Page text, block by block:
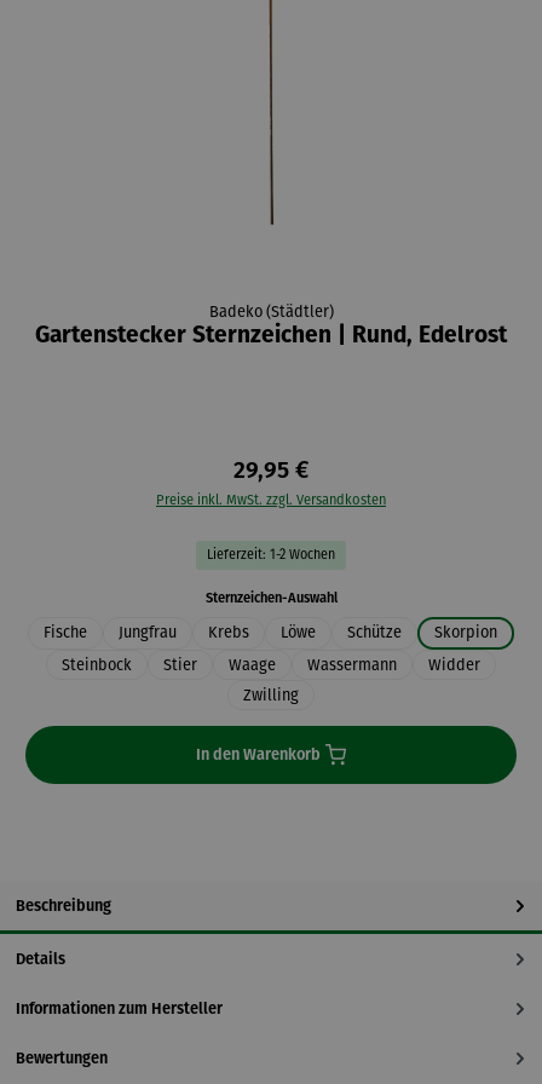
Badeko (Städtler)
Gartenstecker Sternzeichen | Rund, Edelrost
29,95 €
Preise inkl. MwSt. zzgl. Versandkosten
Lieferzeit: 1-2 Wochen
Sternzeichen-Auswahlauswählen
Fische Jungfrau Krebs Löwe Schütze
Skorpion
Steinbock
Stier Waage Wassermann
Widder
Zwilling
In den Warenkorb
Beschreibung
Details
Informationen zum Hersteller
Bewertungen